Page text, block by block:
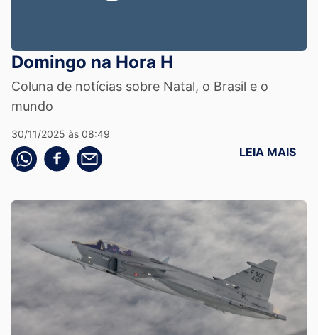
Domingo na Hora H
Coluna de notícias sobre Natal, o Brasil e o
mundo
30/11/2025 às 08:49
Compartilhe pelo whatsapp
Compartilhar no facebook
Compartilhe pelo email LEIA MAIS